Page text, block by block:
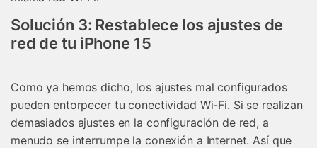
Solución 3: Restablece los ajustes de
red de tu iPhone 15
Como ya hemos dicho, los ajustes mal configurados
pueden entorpecer tu conectividad Wi-Fi. Si se realizan
demasiados ajustes en la configuración de red, a
menudo se interrumpe la conexión a Internet. Así que